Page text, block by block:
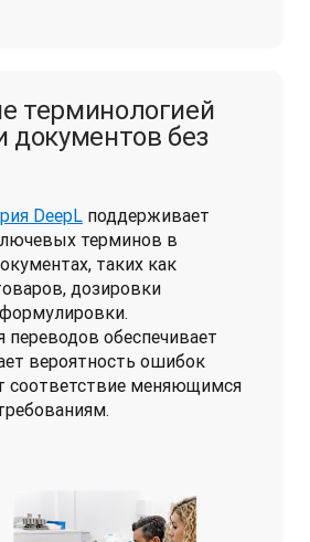
терминологией
документов без
DeepL поддерживает
терминов в
таких как
дозировки
переводов обеспечивает
вероятность ошибок
соответствие меняющимся